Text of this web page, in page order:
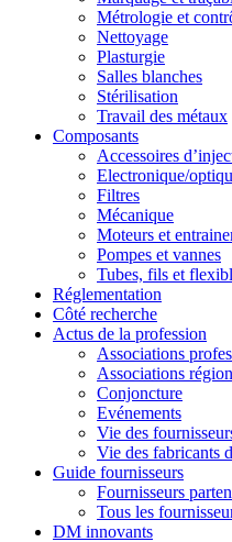
Métrologie et
Nettoyage
Plasturgie
Salles blanches
Stérilisation
Travail des métaux
Composants
Accessoires
Electronique/
Filtres
Mécanique
Moteurs et
Pompes et vannes
Tubes, fils et
Réglementation
Côté recherche
Actus de la profession
Associations
Associations
Conjoncture
Evénements
Vie des
Vie des fabricants
Guide fournisseurs
Fournisseurs
Tous les
DM innovants